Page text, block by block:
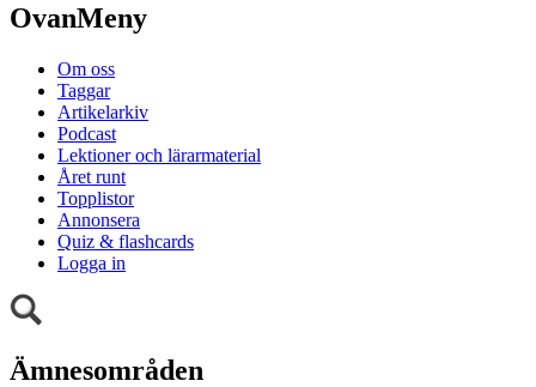
OvanMeny
Om oss
Taggar
Artikelarkiv
Podcast
Lektioner och lärarmaterial
Året runt
Topplistor
Annonsera
Quiz & flashcards
Logga in
Ämnesområden